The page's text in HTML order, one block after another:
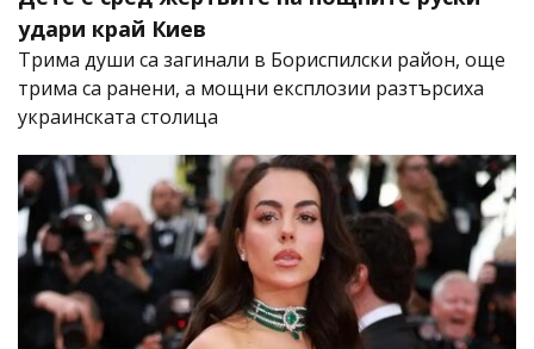
удари край Киев
Трима души са загинали в Бориспилски район, още
трима са ранени, а мощни експлозии разтърсиха
украинската столица